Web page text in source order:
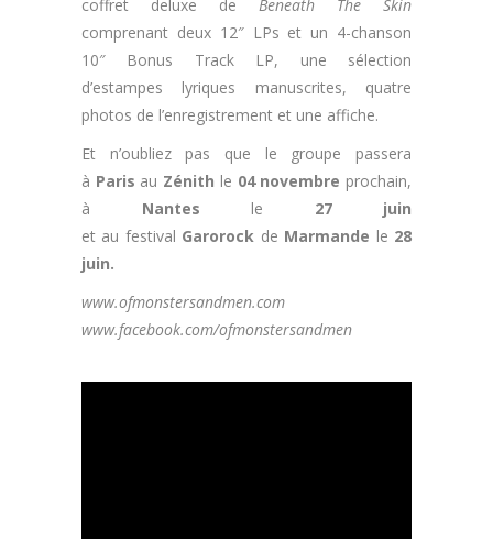
coffret deluxe de Beneath The Skin
comprenant deux 12″ LPs et un 4-chanson
10″ Bonus Track LP, une sélection
d’estampes lyriques manuscrites, quatre
photos de l’enregistrement et une affiche.
Et n’oubliez pas que le groupe passera
à Paris au Zénith le 04 novembre prochain,
à Nantes le 27 juin
et au festival Garorock de Marmande le 28
juin.
www.ofmonstersandmen.com
www.facebook.com/ofmonstersandmen